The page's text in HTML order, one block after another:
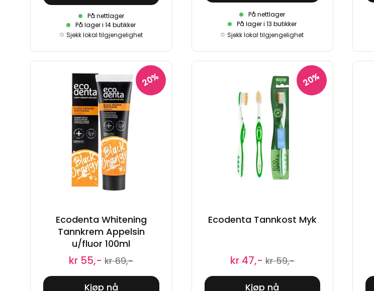
På nettlager
På lager i 14 butikker
Sjekk lokal tilgjengelighet
På nettlager
På lager i 13 butikker
Sjekk lokal tilgjengelighet
20%
Ecodenta Whitening
Tannkrem Appelsin
u/fluor 100ml
kr 55,- kr 69,-
Kjøp nå
20%
Ecodenta Tannkost Myk
kr 47,- kr 59,-
Kjøp nå